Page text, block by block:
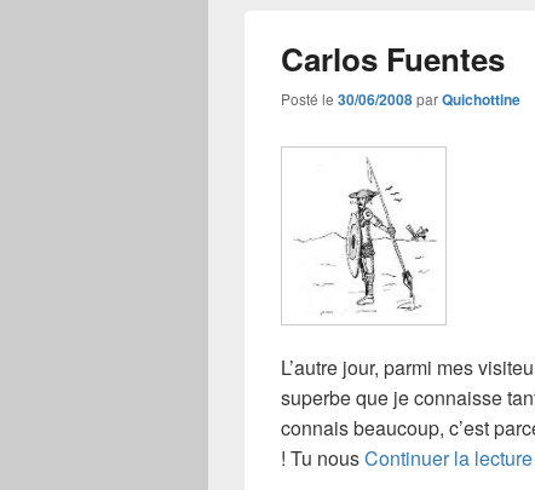
Carlos Fuentes
Posté le 30/06/2008parQuichottine
L’autre jour, parmi mes
superbe que je connaisse
connais beaucoup, c’est
! Tu nousContinuer la lecture